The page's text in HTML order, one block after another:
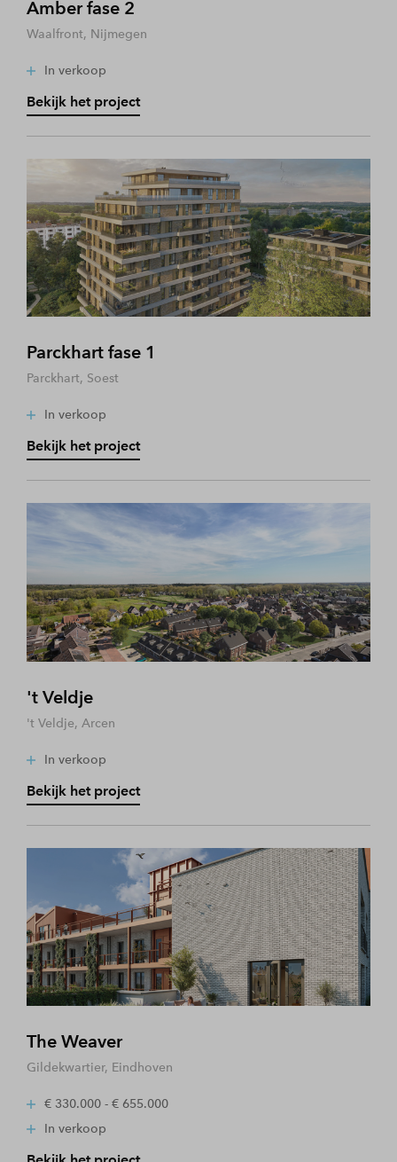
Amber fase 2
Waalfront, Nijmegen
In verkoop
Bekijk het project
Parckhart fase 1
Parckhart, Soest
In verkoop
Bekijk het project
't Veldje
't Veldje, Arcen
In verkoop
Bekijk het project
The Weaver
Gildekwartier, Eindhoven
€ 330.000 - € 655.000
In verkoop